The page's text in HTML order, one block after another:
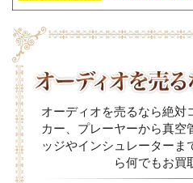
オーディオを売るなら絶対
カー、プレーヤーから真空
ッジやインシュレーターま
ら何でもお買